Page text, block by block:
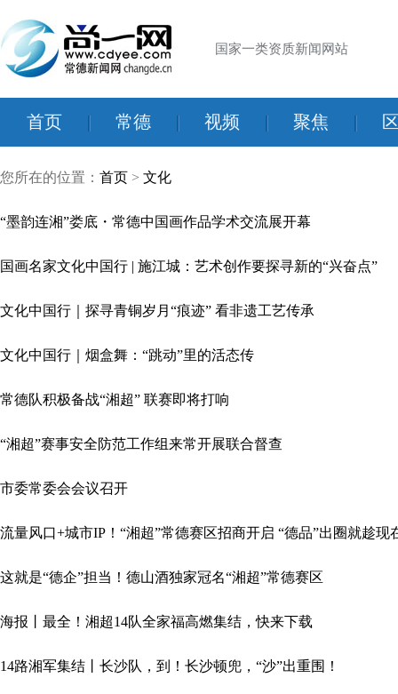
国家一类资质新闻网站
首页 | 常德 | 视频 | 聚焦 |
您所在的位置： 首页 > 文化
“墨韵连湘”娄底・常德中国画作品学术交流展开幕
国画名家文化中国行 | 施江城：艺术创作要探寻新的“兴奋点”
文化中国行｜探寻青铜岁月“痕迹” 看非遗工艺传承
文化中国行｜烟盒舞：“跳动”里的活态传
常德队积极备战“湘超” 联赛即将打响
“湘超”赛事安全防范工作组来常开展联合督查
市委常委会会议召开
流量风口+城市IP！“湘超”常德赛区招商开启 “德品”出圈就趁现
这就是“德企”担当！德山酒独家冠名“湘超”常德赛区
海报丨最全！湘超14队全家福高燃集结，快来下载
14路湘军集结丨长沙队，到！长沙顿兜，“沙”出重围！